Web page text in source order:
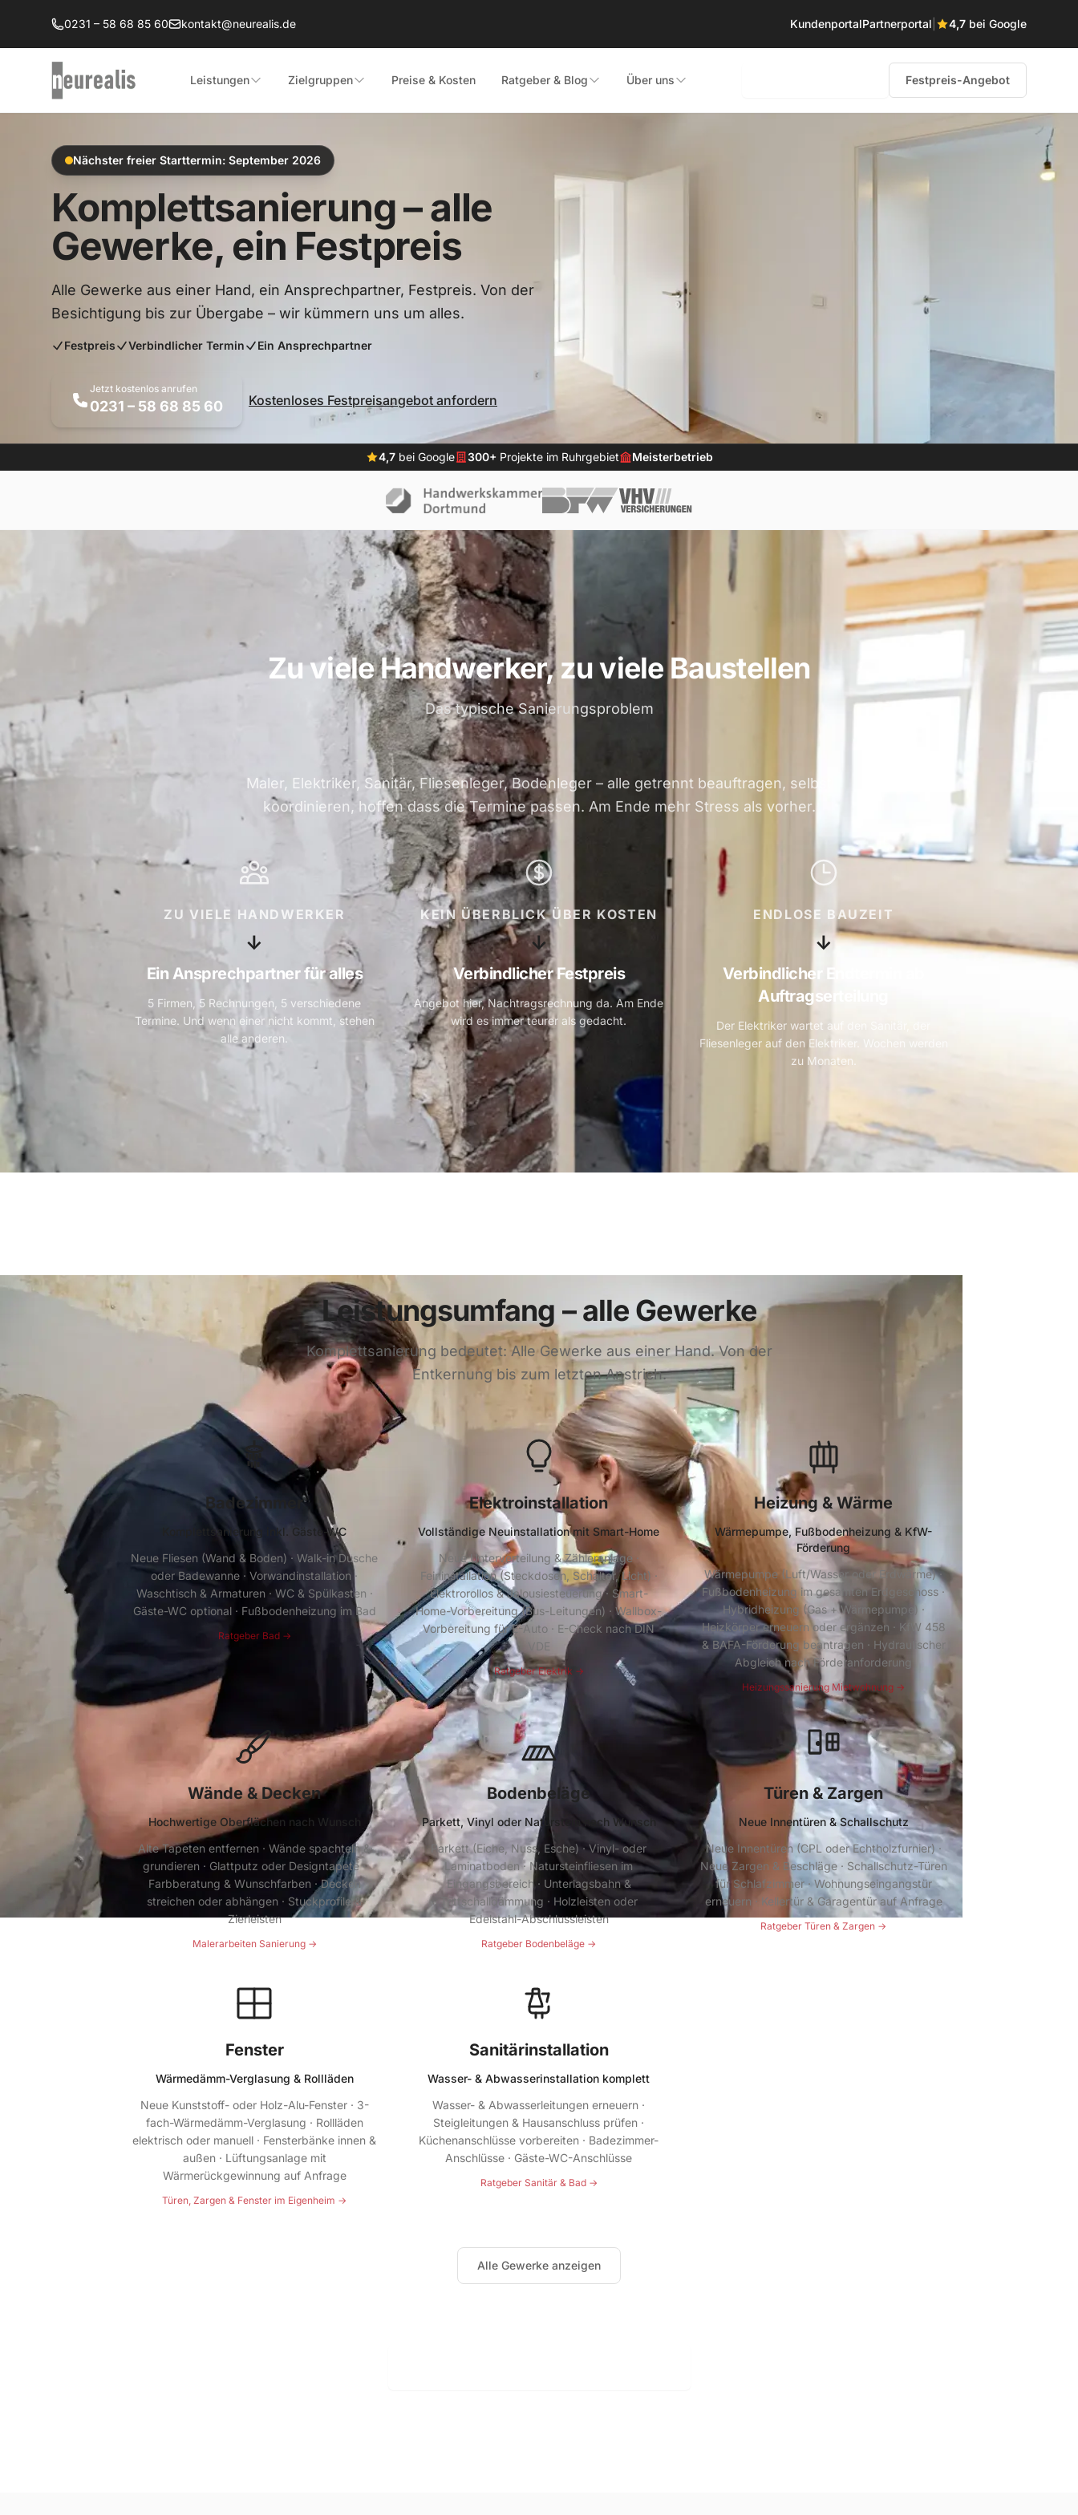
Zum Hauptinhalt springen
0231 – 58 68 85 60 kontakt@neurealis.de KundenportalPartnerportal 4,7 bei Google
Leistungen Zielgruppen Preise & Kosten Ratgeber & Blog Über uns Festpreis-Angebot
Nächster freier Starttermin: September 2026
Komplettsanierung –alle
Gewerke, ein Festpreis
Alle Gewerke aus einer Hand, ein Ansprechpartner, Festpreis. Von der
Besichtigung bis zur Übergabe – wir kümmern uns um alles.
Festpreis Verbindlicher Termin Ein Ansprechpartner
Jetzt kostenlos anrufen
0231 – 58 68 85 60 Kostenloses Festpreisangebot anfordern
4,7bei Google 300+ Projekte im Ruhrgebiet Meisterbetrieb
Zu viele Handwerker, zu viele Baustellen
Das typische Sanierungsproblem
Maler, Elektriker, Sanitär, Fliesenleger, Bodenleger – alle getrennt beauftragen, selbst
koordinieren, hoffen dass die Termine passen. Am Ende mehr Stress als vorher.
ZU VIELE HANDWERKER
↓
Ein Ansprechpartner für alles
5 Firmen, 5 Rechnungen, 5 verschiedene
Termine. Und wenn einer nicht kommt, stehen
alle anderen.
KEIN ÜBERBLICK ÜBER KOSTEN
↓
Verbindlicher Festpreis
Angebot hier, Nachtragsrechnung da. Am Ende
wird es immer teurer als gedacht.
ENDLOSE BAUZEIT
↓
Verbindlicher Endtermin ab
Auftragserteilung
Der Elektriker wartet auf den Sanitär, der
Fliesenleger auf den Elektriker. Wochen werden
zu Monaten.
Leistungsumfang – alle Gewerke
Komplettsanierung bedeutet: Alle Gewerke aus einer Hand. Von der
Entkernung bis zum letzten Anstrich.
Badezimmer
Komplettsanierung inkl. Gäste-WC
Neue Fliesen (Wand & Boden) · Walk-in Dusche
oder Badewanne · Vorwandinstallation ·
Waschtisch & Armaturen · WC & Spülkasten ·
Gäste-WC optional · Fußbodenheizung im Bad
Ratgeber Bad →
Elektroinstallation
Vollständige Neuinstallation mit Smart-Home
Neue Unterverteilung & Zähleranlage ·
Feininstallation (Steckdosen, Schalter, Licht) ·
Elektrorollos & Jalousiesteuerung · Smart-
Home-Vorbereitung (Bus-Leitungen) · Wallbox-
Vorbereitung für E-Auto · E-Check nach DIN
VDE
Ratgeber Elektrik →
Heizung & Wärme
Wärmepumpe, Fußbodenheizung & KfW-
Förderung
Wärmepumpe (Luft/Wasser oder Erdwärme) ·
Fußbodenheizung im gesamten Erdgeschoss ·
Hybridheizung (Gas + Wärmepumpe) ·
Heizkörper erneuern oder ergänzen · KfW 458
& BAFA-Förderung beantragen · Hydraulischer
Abgleich nach Förderanforderung
Heizungssanierung Mietwohnung →
Wände & Decken
Hochwertige Oberflächen nach Wunsch
Alte Tapeten entfernen · Wände spachteln &
grundieren · Glattputz oder Designtapete ·
Farbberatung & Wunschfarben · Decken
streichen oder abhängen · Stuckprofile &
Zierleisten
Malerarbeiten Sanierung →
Bodenbeläge
Parkett, Vinyl oder Naturstein nach Wunsch
Parkett (Eiche, Nuss, Esche) · Vinyl- oder
Laminatboden · Natursteinfliesen im
Eingangsbereich · Unterlagsbahn &
Trittschalldämmung · Holzleisten oder
Edelstahl-Abschlussleisten
Ratgeber Bodenbeläge →
Türen & Zargen
Neue Innentüren & Schallschutz
Neue Innentüren (CPL oder Echtholzfurnier) ·
Neue Zargen & Beschläge · Schallschutz-Türen
für Schlafzimmer · Wohnungseingangstür
erneuern · Kellertür & Garagentür auf Anfrage
Ratgeber Türen & Zargen →
Fenster
Wärmedämm-Verglasung & Rollläden
Neue Kunststoff- oder Holz-Alu-Fenster · 3-
fach-Wärmedämm-Verglasung · Rollläden
elektrisch oder manuell · Fensterbänke innen &
außen · Lüftungsanlage mit
Wärmerückgewinnung auf Anfrage
Türen, Zargen & Fenster im Eigenheim →
Sanitärinstallation
Wasser- & Abwasserinstallation komplett
Wasser- & Abwasserleitungen erneuern ·
Steigleitungen & Hausanschluss prüfen ·
Küchenanschlüsse vorbereiten · Badezimmer-
Anschlüsse · Gäste-WC-Anschlüsse
Ratgeber Sanitär & Bad →
Alle Gewerke anzeigen